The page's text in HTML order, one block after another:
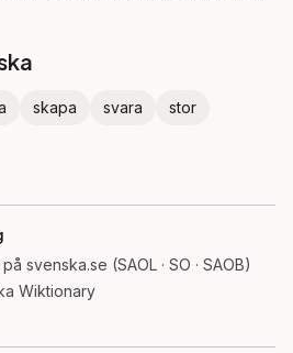
skapa svara
stor
på svenska.se (SAOL · SO · SAOB)
Wiktionary